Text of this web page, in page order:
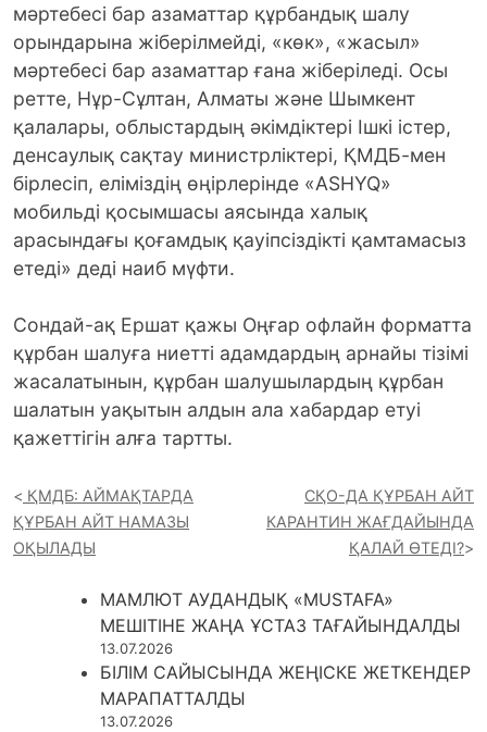
мәртебесі бар азаматтар құрбандық шалу
орындарына жіберілмейді, «көк», «жасыл»
мәртебесі бар азаматтар ғана жіберіледі. Осы
ретте, Нұр-Сұлтан, Алматы және Шымкент
қалалары, облыстардың әкімдіктері Ішкі істер,
денсаулық сақтау министрліктері, ҚМДБ-мен
бірлесіп, еліміздің өңірлерінде «ASHYQ»
мобильді қосымшасы аясында халық
арасындағы қоғамдық қауіпсіздікті қамтамасыз
етеді» деді наиб мүфти.
Сондай-ақ Ершат қажы Оңғар офлайн форматта
құрбан шалуға ниетті адамдардың арнайы тізімі
жасалатынын, құрбан шалушылардың құрбан
шалатын уақытын алдын ала хабардар етуі
қажеттігін алға тартты.
ҚМДБ: АЙМАҚТАРДА
ҚҰРБАН АЙТ НАМАЗЫ
ОҚЫЛАДЫ
СҚО-ДА ҚҰРБАН АЙТ
КАРАНТИН ЖАҒДАЙЫНДА
ҚАЛАЙ ӨТЕДІ?
МАМЛЮТ АУДАНДЫҚ «MUSTAFA»
МЕШІТІНЕ ЖАҢА ҰСТАЗ ТАҒАЙЫНДАЛДЫ
13.07.2026
БІЛІМ САЙЫСЫНДА ЖЕҢІСКЕ ЖЕТКЕНДЕР
МАРАПАТТАЛДЫ
13.07.2026